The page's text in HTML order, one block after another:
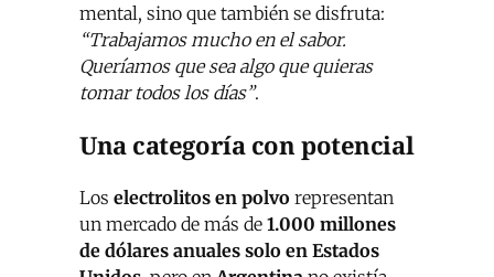
mental, sino que también se disfruta:
“Trabajamos mucho en el sabor.
Queríamos que sea algo que quieras
tomar todos los días”.
Una categoría con potencial
Los electrolitos en polvo representan
un mercado de más de 1.000 millones
de dólares anuales solo en Estados